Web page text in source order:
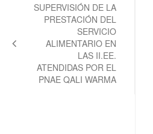
entradas
SUPERVISIÓN DE LA
PRESTACIÓN DEL
SERVICIO
ALIMENTARIO EN
LAS II.EE.
ATENDIDAS POR EL
PNAE QALI WARMA